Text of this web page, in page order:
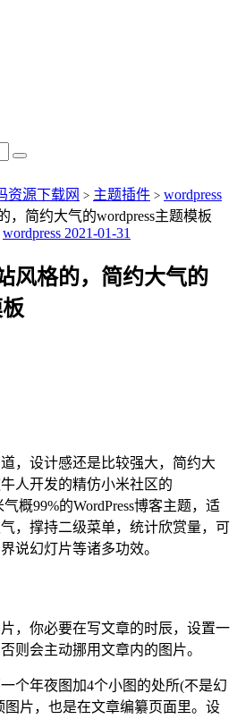
资源下载网 > 主题插件 > wordpress
，简约大气的wordpress主题模板
wordpress 2021-01-31
风格的，简约大气的
，设计感还是比较强大，简约大
人开发的精仿小米社区的
概99%的WordPress博客主题，适
，撑持二级菜单，统计欣赏量，可
说幻灯片等诸多功效。
，你必要在写文章的时辰，设置一
则会主动挪用文章内的图片。
个年夜图加4个小图的处所(不是幻
片，也是在文章编纂页面里。设